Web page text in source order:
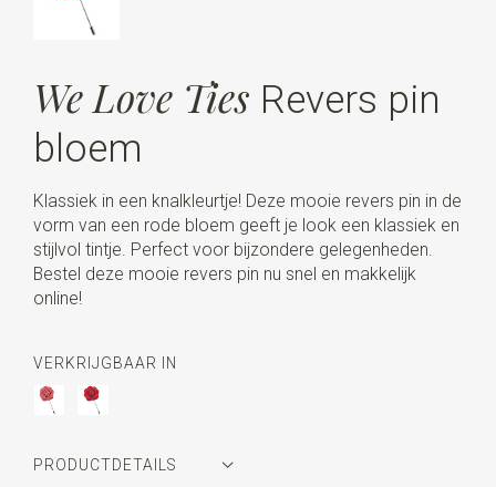
We Love Ties Revers pin
bloem
Klassiek in een knalkleurtje! Deze mooie revers pin in de
vorm van een rode bloem geeft je look een klassiek en
stijlvol tintje. Perfect voor bijzondere gelegenheden.
Bestel deze mooie revers pin nu snel en makkelijk
online!
VERKRIJGBAAR IN
PRODUCTDETAILS